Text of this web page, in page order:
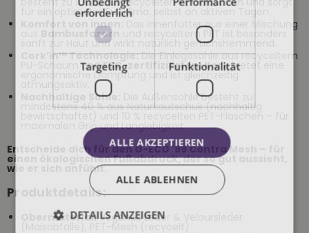
für ein optimales Fußklima, selbst an aktiven Tagen.
Komfort von innen:
Das Innenfutter aus einer Mischung
Bambusfasern und recyceltem PET ist besonders
sanft zur Haut und wirkt natürlich geruchshemmend.
Cork’in™ Technologie:Die Einlegesohle aus recyceltem
PU-Schaum undFSC-zertifiziertem Korkbietet eine
ergonomische Dämpfung und ist gleichzeitig
Nachhaltige Sohle:
Die Außensohle besteht zu
mindestens 40 % aus Naturkautschuk (nachhaltig
maximalen Grip und Langlebigkeit.
Entscheide dich für den G-ECO '99 Contra Mesh – für
einen ökologischen Fußabdruck, der so gut aussieht,
wie er sich anfühlt.
Produktdetails:
Obermaterial:Veganes Leder & Veloursleder
erforderlich
Targeting Funktionalität
ALLE AKZEPTIEREN
ALLE ABLEHNEN
DETAILS ANZEIGEN